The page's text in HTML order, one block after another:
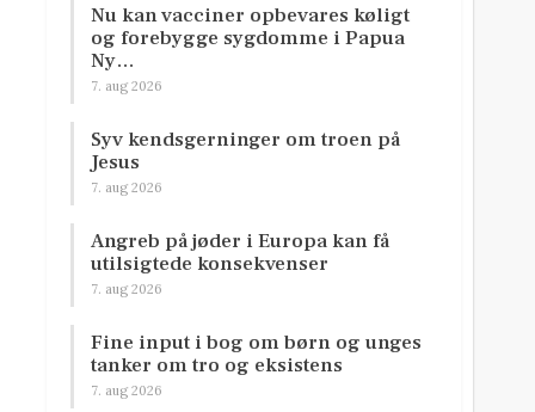
Nu kan vacciner opbevares køligt
og forebygge sygdomme i Papua
Ny…
7. aug 2026
Syv kendsgerninger om troen på
Jesus
7. aug 2026
Angreb på jøder i Europa kan få
utilsigtede konsekvenser
7. aug 2026
Fine input i bog om børn og unges
tanker om tro og eksistens
7. aug 2026